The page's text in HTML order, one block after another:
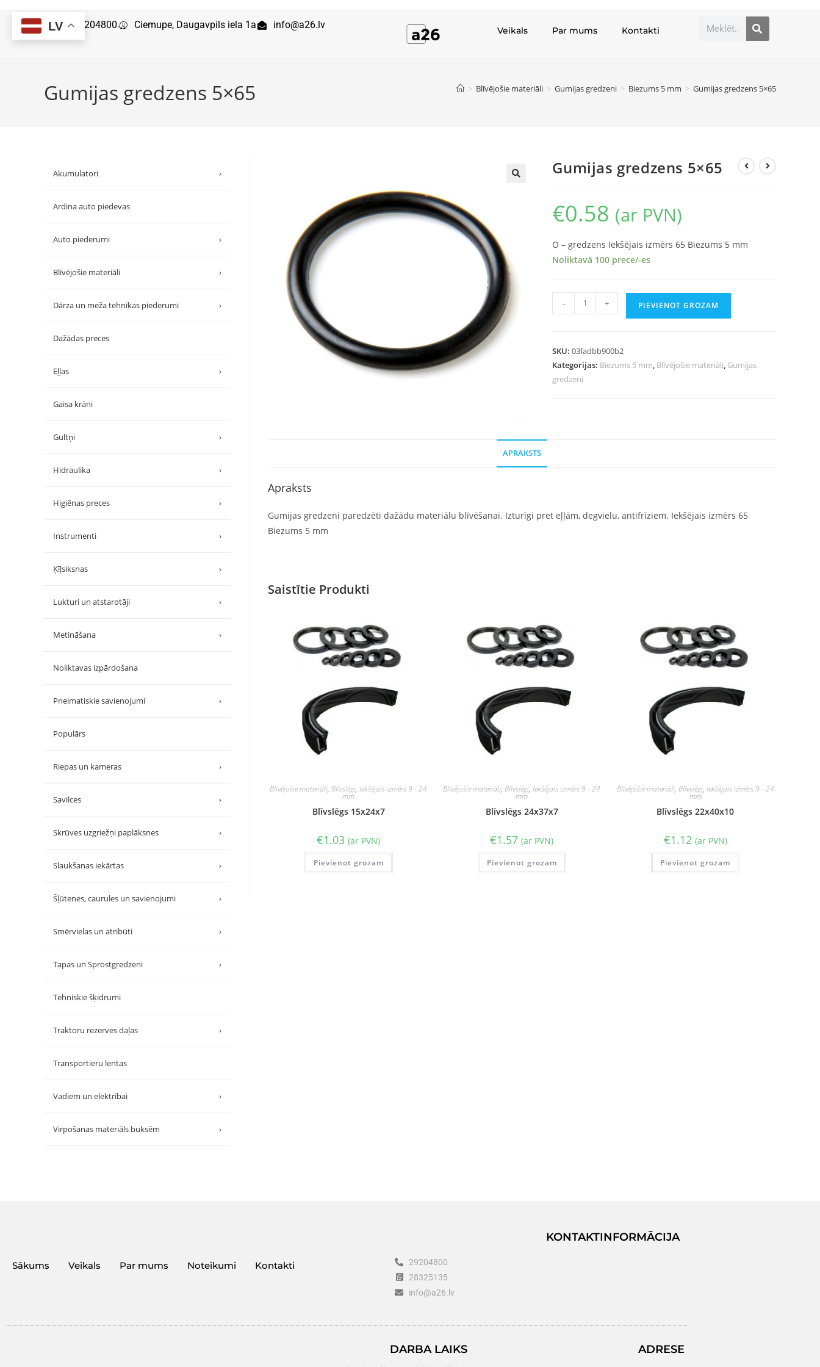
29204800 Ciemupe, Daugavpils iela 1a info@a26.lv Veikals Par mums Kontakti
Gumijas gredzens 5×65 > Blīvējošie materiāli > Gumijas gredzeni > Biezums 5 mm > Gumijas gredzens 5×65
Gumijas gredzens 5×65
€0.58 (ar PVN)
O – gredzens Iekšējais izmērs 65 Biezums 5 mm
Noliktavā 100 prece/-es
- + PIEVIENOT GROZAM
SKU:03fadbb900b2
Kategorijas: Biezums 5 mm, Blīvējošie materiāli, Gumijas
gredzeni
APRAKSTS
Apraksts
Gumijas gredzeni paredzēti dažādu materiālu blīvēšanai. Izturīgi pret eļļām, degvielu, antifrīziem. Iekšējais izmērs 65
Biezums 5 mm
Saistītie Produkti
Blīvējošie materiāli,Blīvslēgi,Iekšējais izmērs 9 - 24
mm
Blīvslēgs 15x24x7
€1.03 (ar PVN)
Pievienot grozam
Blīvējošie materiāli,Blīvslēgi,Iekšējais izmērs 9 - 24
mm
Blīvslēgs 24x37x7
€1.57 (ar PVN)
Pievienot grozam
Blīvējošie materiāli, Blīvslēgi, Iekšējais izmērs 9 - 24
mm
Blīvslēgs 22x40x10
€1.12 (ar PVN)
Pievienot grozam
Akumulatori ›
Ardina auto piedevas
Auto piederumi ›
Blīvējošie materiāli ›
Dārza un meža tehnikas piederumi ›
Dažādas preces
Eļļas ›
Gaisa krāni
Gultņi ›
Hidraulika ›
Higiēnas preces ›
Instrumenti ›
Ķīļsiksnas ›
Lukturi un atstarotāji ›
Metināšana ›
Noliktavas izpārdošana
Pneimatiskie savienojumi ›
Populārs
Riepas un kameras ›
Savilces ›
Skrūves uzgriežņi paplāksnes ›
Slaukšanas iekārtas ›
Šļūtenes, caurules un savienojumi ›
Smērvielas un atribūti ›
Tapas un Sprostgredzeni ›
Tehniskie šķidrumi
Traktoru rezerves daļas ›
Transportieru lentas
Vadiem un elektrībai ›
Virpošanas materiāls buksēm ›
Sākums Veikals Par mums Noteikumi Kontakti
KONTAKTINFORMĀCIJA
29204800
28325135
info@a26.lv
DARBA LAIKS ADRESE
LV